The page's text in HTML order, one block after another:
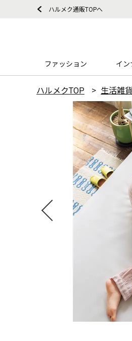
ハルメク通販TOPへ
ファッション イン
ハルメクTOP 生活雑貨